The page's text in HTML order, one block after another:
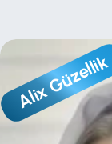
Alix Güzellik